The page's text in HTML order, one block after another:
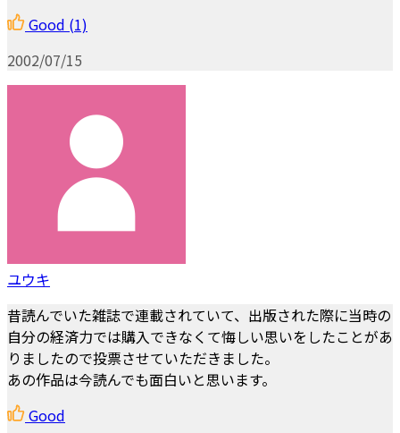
Good (1)
2002/07/15
ユウキ
昔読んでいた雑誌で連載されていて、出版された際に当時の
自分の経済力では購入できなくて悔しい思いをしたことがあ
りましたので投票させていただきました。
あの作品は今読んでも面白いと思います。
Good